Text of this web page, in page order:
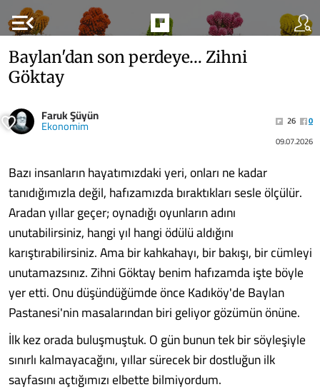
menu_open
Baylan'dan son perdeye… Zihni
Göktay
Faruk Şüyün
Ekonomim 26
0
09.07.2026
Bazı insanların hayatımızdaki yeri, onları ne kadar
tanıdığımızla değil, hafızamızda bıraktıkları sesle ölçülür.
Aradan yıllar geçer; oynadığı oyunların adını
unutabilirsiniz, hangi yıl hangi ödülü aldığını
karıştırabilirsiniz. Ama bir kahkahayı, bir bakışı, bir cümleyi
unutamazsınız. Zihni Göktay benim hafızamda işte böyle
yer etti. Onu düşündüğümde önce Kadıköy'de Baylan
Pastanesi'nin masalarından biri geliyor gözümün önüne.
İlk kez orada buluşmuştuk. O gün bunun tek bir söyleşiyle
sınırlı kalmayacağını, yıllar sürecek bir dostluğun ilk
sayfasını açtığımızı elbette bilmiyordum.